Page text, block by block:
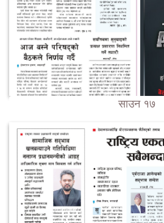
साउन १७